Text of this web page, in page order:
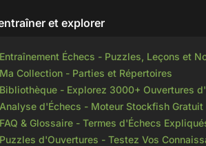
et explorer
Entraînement Échecs - Puzzles, Leçons et
Ma Collection - Parties et Répertoires
Bibliothèque - Explorez 3000+ Ouvertures
Analyse d'Échecs - Moteur Stockfish Gratuit
FAQ & Glossaire - Termes d'Échecs
Puzzles d'Ouvertures - Testez Vos